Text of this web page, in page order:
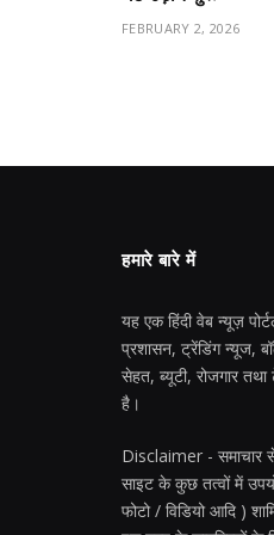
FEBRUARY 2, 2026
हमारे बारे में
यह एक हिंदी वेब न्यूज़
प्रशासन, ट्रेंडिंग न्यूज,
सेहत, ब्यूटी, रोजगार
है।
Disclaimer - समाचार
साइट के कुछ तत्वों में
फोटो / विडियो आदि )